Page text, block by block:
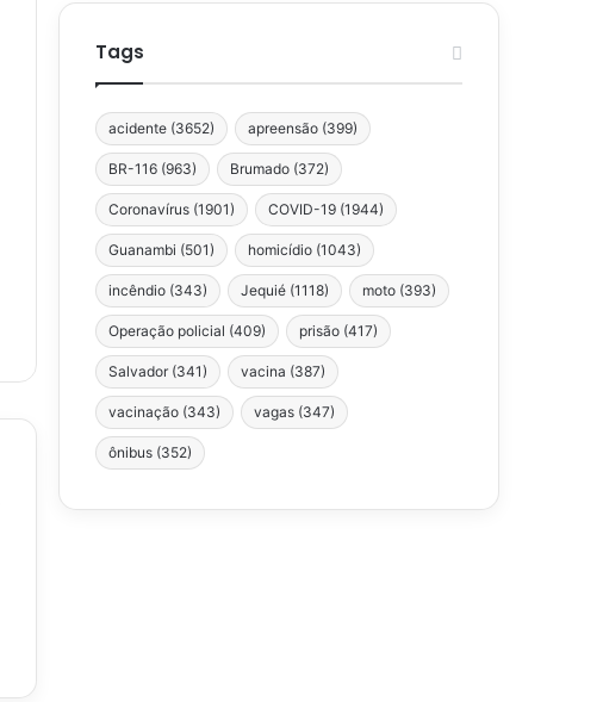
Tags
acidente (3652) apreensão (399)
BR-116 (963) Brumado (372)
Coronavírus (1901) COVID-19 (1944)
Guanambi (501) homicídio (1043)
incêndio (343) Jequié (1118) moto (393)
Operação policial (409) prisão (417)
Salvador (341) vacina (387)
vacinação (343) vagas (347)
ônibus (352)